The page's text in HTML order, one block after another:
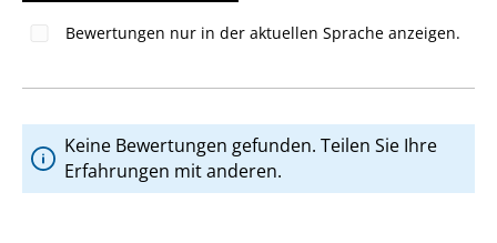
Bewertungen nur in der aktuellen Sprache anzeigen.
Keine Bewertungen gefunden. Teilen Sie Ihre
Erfahrungen mit anderen.